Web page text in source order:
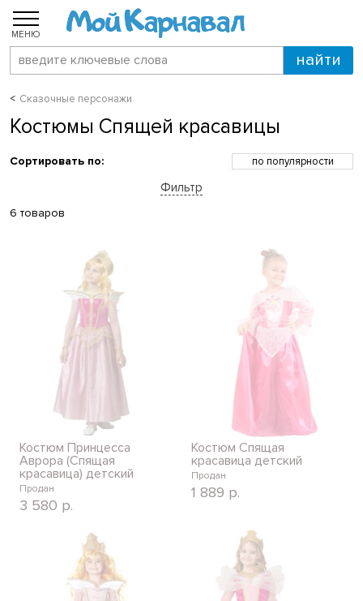
МЕНЮ
Сказочные персонажи
Костюмы Спящей красавицы
Сортировать по:
по популярности
Фильтр
6 товаров
Костюм Принцесса
Аврора (Спящая
красавица) детский
Продан
3 580 р.
Костюм Спящая
красавица детский
Продан
1 889 р.